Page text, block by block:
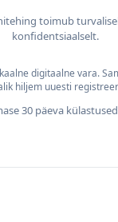
toimub
konfidentsiaalselt.
digitaalne vara.
hiljem uuesti
30 päeva